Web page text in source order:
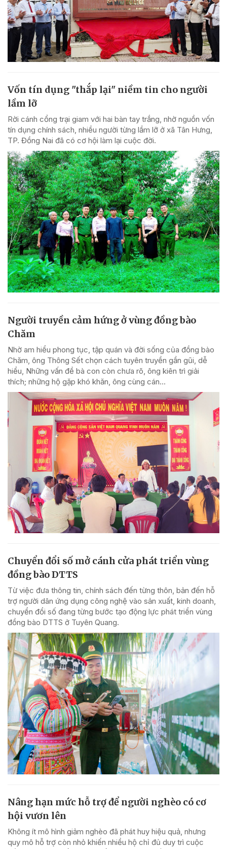
Vốn tín dụng "thắp lại" niềm tin cho người
lầm lỡ
Rời cánh cổng trại giam với hai bàn tay trắng, nhờ nguồn vốn
tín dụng chính sách, nhiều người từng lầm lỡ ở xã Tân Hưng,
TP. Đồng Nai đã có cơ hội làm lại cuộc đời.
Người truyền cảm hứng ở vùng đồng bào
Chăm
Nhờ am hiểu phong tục, tập quán và đời sống của đồng bào
Chăm, ông Thông Sết chọn cách tuyên truyền gần gũi, dễ
hiểu, Những vấn đề bà con còn chưa rõ, ông kiên trì giải
thích; những hộ gặp khó khăn, ông cùng cán...
Chuyển đổi số mở cánh cửa phát triển vùng
đồng bào DTTS
Từ việc đưa thông tin, chính sách đến từng thôn, bản đến hỗ
trợ người dân ứng dụng công nghệ vào sản xuất, kinh doanh,
chuyển đổi số đang từng bước tạo động lực phát triển vùng
đồng bào DTTS ở Tuyên Quang.
Nâng hạn mức hỗ trợ để người nghèo có cơ
hội vươn lên
Không ít mô hình giảm nghèo đã phát huy hiệu quả, nhưng
quy mô hỗ trợ còn nhỏ khiến nhiều hộ chỉ đủ duy trì cuộc